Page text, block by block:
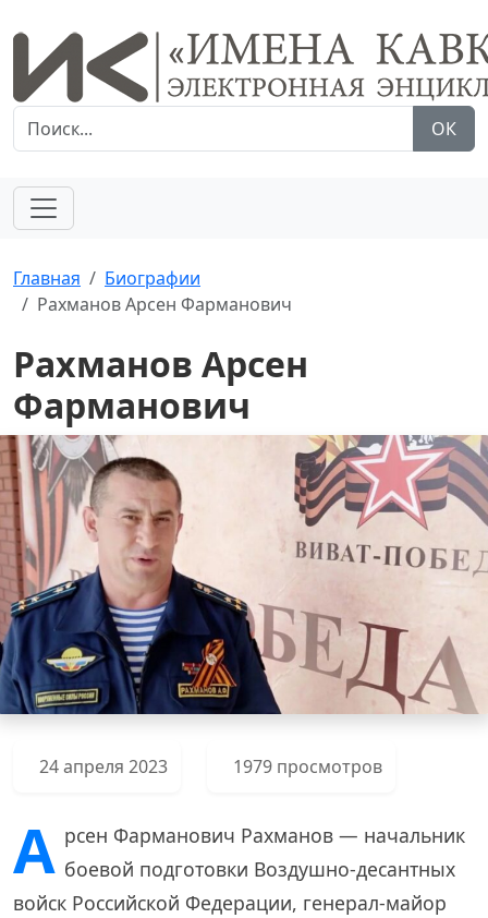
ОК
Главная
Биографии
Рахманов Арсен Фарманович
Рахманов Арсен
Фарманович
24 апреля 2023 1979 просмотров
А рсен Фарманович Рахманов — начальник
боевой подготовки Воздушно-десантных
войск Российской Федерации, генерал-майор